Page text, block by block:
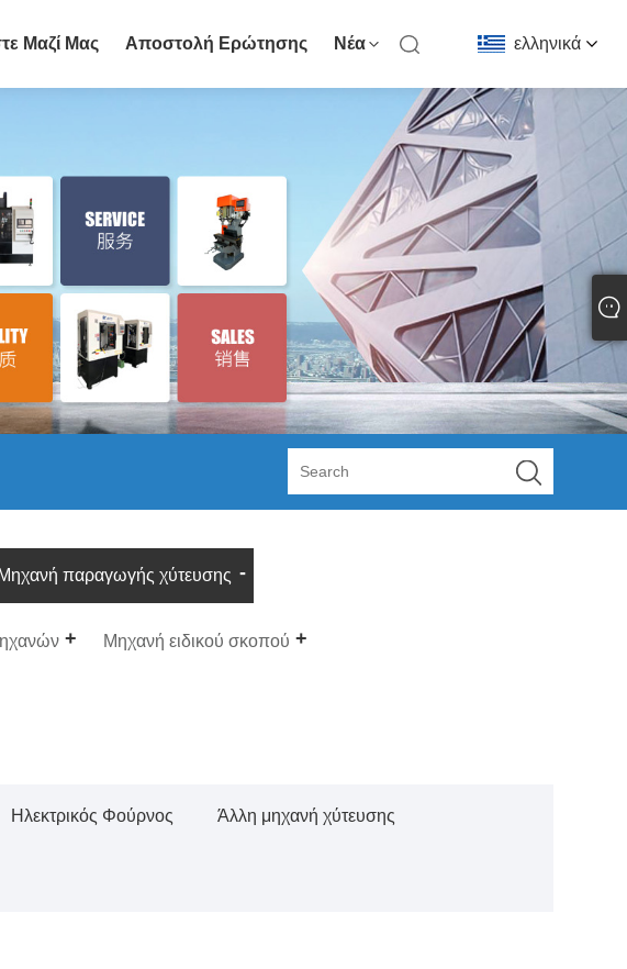
ελληνικά
Μαζί Μας Αποστολή Ερώτησης Νέα
Μηχανή παραγωγής χύτευσης
Μηχανή ειδικού σκοπού
Ηλεκτρικός Φούρνος Άλλη μηχανή χύτευσης